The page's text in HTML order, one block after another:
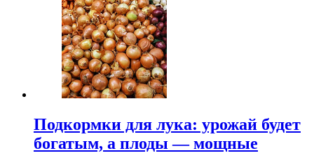
Подкормки для лука: урожай будет
богатым, а плоды — мощные